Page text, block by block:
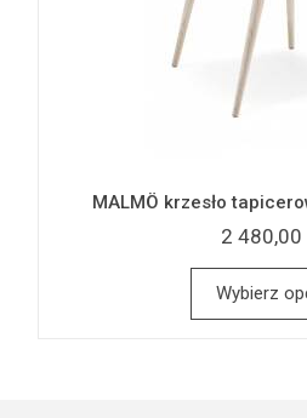
MALMÖ krzesło
2 480,00
Wybierz